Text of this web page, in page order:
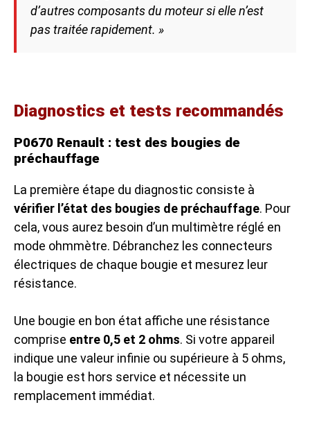
d’autres composants du moteur si elle n’est
pas traitée rapidement. »
Diagnostics et tests recommandés
P0670 Renault : test des bougies de
préchauffage
La première étape du diagnostic consiste à
vérifier l’état des bougies de préchauffage. Pour
cela, vous aurez besoin d’un multimètre réglé en
mode ohmmètre. Débranchez les connecteurs
électriques de chaque bougie et mesurez leur
résistance.
Une bougie en bon état affiche une résistance
comprise entre 0,5 et 2 ohms. Si votre appareil
indique une valeur infinie ou supérieure à 5 ohms,
la bougie est hors service et nécessite un
remplacement immédiat.